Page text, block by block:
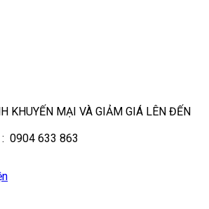
KHUYẾN MẠI VÀ GIẢM GIÁ LÊN ĐẾN
: 0904 633 863